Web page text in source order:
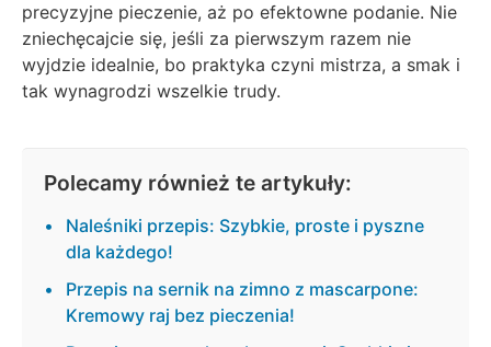
precyzyjne pieczenie, aż po efektowne podanie. Nie
zniechęcajcie się, jeśli za pierwszym razem nie
wyjdzie idealnie, bo praktyka czyni mistrza, a smak i
tak wynagrodzi wszelkie trudy.
Polecamy również te artykuły:
Naleśniki przepis: Szybkie, proste i pyszne
dla każdego!
Przepis na sernik na zimno z mascarpone:
Kremowy raj bez pieczenia!